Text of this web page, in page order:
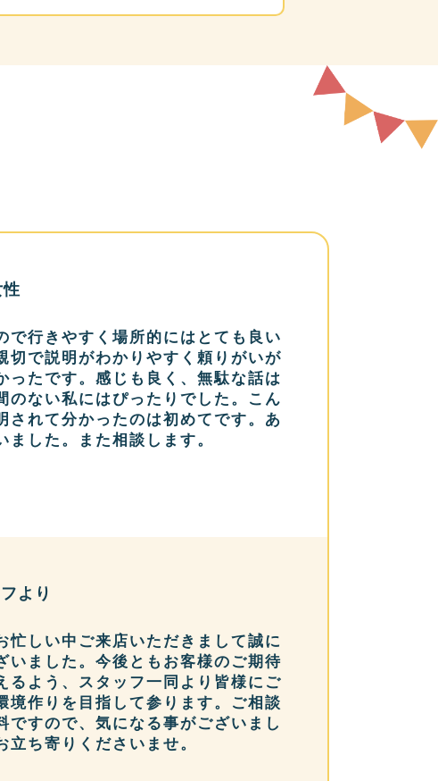
で行きやすく場所的にはとても良い
切で説明がわかりやすく頼りがいが
ったです。感じも良く、無駄な話は
のない私にはぴったりでした。こん
されて分かったのは初めてです。あ
ました。また相談します。
より
忙しい中ご来店いただきまして誠に
いました。今後ともお客様のご期待
るよう、スタッフ一同より皆様にご
境作りを目指して参ります。ご相談
ですので、気になる事がございまし
立ち寄りくださいませ。